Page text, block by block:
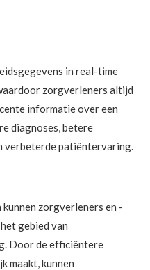
in real-time
zorgverleners altijd
informatie over een
diagnoses, betere
verbeterde patiëntervaring.
zorgverleners en -
gebied van
Door de efficiëntere
maakt, kunnen